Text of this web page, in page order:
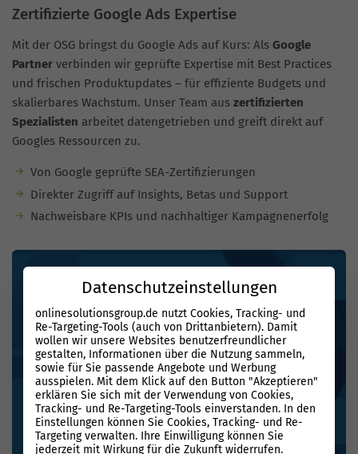
Zertifizierte Google Ads Expertise
Mit der OSG bringst du Google Ads auf Kurs: Als Google
Partner verbinden wir geprüfte Expertise mit Best Practices
und frischen Produktupdates – für effiziente Budgets und
skalierbares Wachstum. Unser Team aus zertifizierten
Spezialisten arbeitet datengetrieben und greift direkt auf
Googles Ressourcen zu.
Von Google geprüfte SEA-Zertifizierungen
Direkter Zugriff auf Insights, Betas und Support
Nachweisbare KPIs und nachhaltiger Kampagnenerfolg
Datenschutzeinstellungen
onlinesolutionsgroup.de nutzt Cookies, Tracking- und
Re-Targeting-Tools (auch von Drittanbietern). Damit
wollen wir unsere Websites benutzerfreundlicher
gestalten, Informationen über die Nutzung sammeln,
sowie für Sie passende Angebote und Werbung
ausspielen. Mit dem Klick auf den Button "Akzeptieren"
erklären Sie sich mit der Verwendung von Cookies,
Tracking- und Re-Targeting-Tools einverstanden. In den
Einstellungen können Sie Cookies, Tracking- und Re-
Targeting verwalten. Ihre Einwilligung können Sie
jederzeit mit Wirkung für die Zukunft widerrufen.